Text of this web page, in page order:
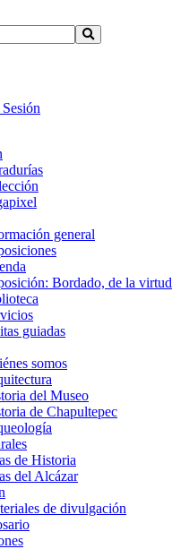
general
Bordado, de la virtud
guiadas
somos
del Museo
de Chapultepec
de Historia
del Alcázar
de divulgación